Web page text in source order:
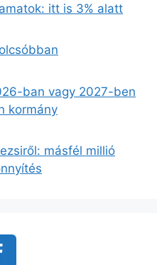
itt is 3% alatt
ban vagy 2027-ben
kormány
másfél millió